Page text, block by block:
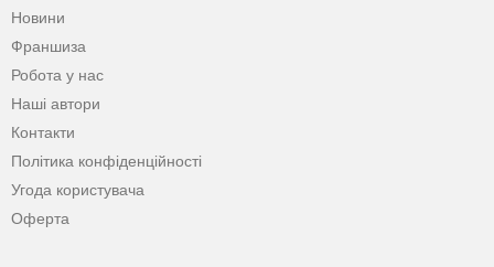
Новини
Франшиза
Робота у нас
Наші автори
Контакти
Політика конфіденційності
Угода користувача
Оферта